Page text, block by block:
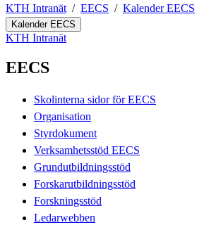
KTH Intranät EECS Kalender EECS
Kalender EECS
KTH Intranät
EECS
Skolinterna sidor för EECS
Organisation
Styrdokument
Verksamhetsstöd EECS
Grundutbildningsstöd
Forskarutbildningsstöd
Forskningsstöd
Ledarwebben